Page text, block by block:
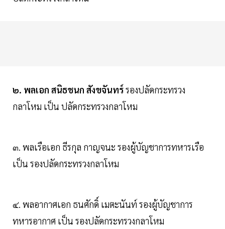
๒. พลเอก สนิธชนก สังขจันทร์รองปลัดกระทรวง
กลาโหม เป็น ปลัดกระทรวงกลาโหม
๓. พลเรือเอก ธีรกุล กาญจนะ รองผู้บัญชาการทหารเรือ
เป็น รองปลัดกระทรวงกลาโหม
๔. พลอากาศเอก ธนศักดิ์ เมตะนันท์ รองผู้บัญชาการ
ทหารอากาศ เป็น รองปลัดกระทรวงกลาโหม